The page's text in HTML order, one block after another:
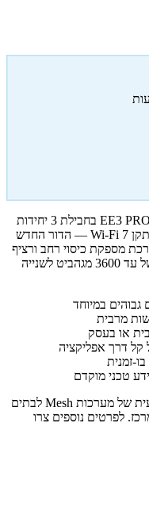
מערכת ה-Mesh BE3600 של Tenda דגם EE3 PRO בחבילת 3 יחידות
מציעה פתרון אלחוטי מתקדם המבוסס על תקן Wi-Fi 7 — הדור החדש
מספקת כיסוי רחב ורציף
ללא נקודות עיוורות, עם מהירות מצרפית של עד 3600 מגהביט לשנייה
זמנית
טכני מוקדם
EYELINK מציעה אספקה והתקנה מקצועית של מערכות Mesh לבתים
לפרטים נוספים צרו